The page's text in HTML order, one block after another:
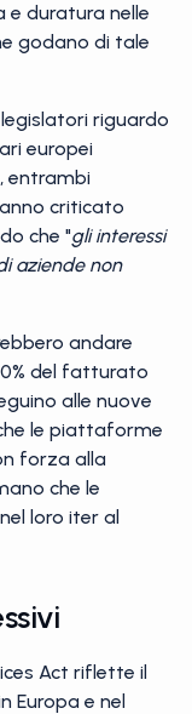
e duratura nelle
godano di tale
riguardo
europei
entrambi
criticato
che "gli interessi
aziende non
andare
del fatturato
alle nuove
le piattaforme
forza alla
che le
loro iter al
Act riflette il
Europa e nel